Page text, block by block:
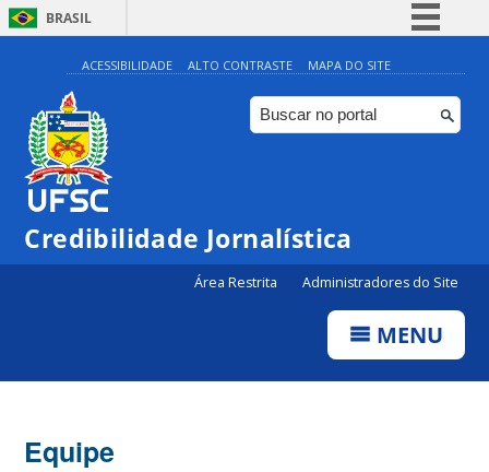
BRASIL
Simplifique!
Comunica BR
Participe
Canais
ACESSIBILIDADE ALTO CONTRASTE MAPA DO SITE
Credibilidade Jornalística
Área Restrita Administradores do Site
MENU
Equipe